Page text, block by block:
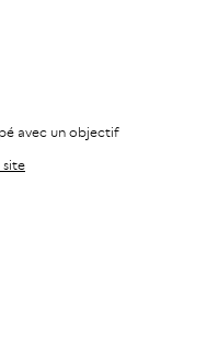
avec un objectif
site